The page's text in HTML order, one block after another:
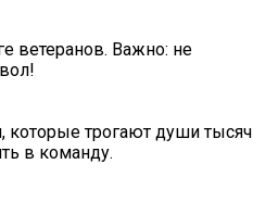
ветеранов. Важно: не
трогают души тысяч
в команду.